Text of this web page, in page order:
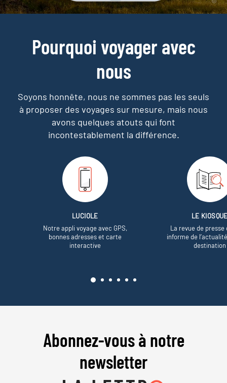
Pourquoi voyager avec
nous
Soyons honnête, nous ne sommes pas les seuls
à proposer des voyages sur mesure, mais nous
avons quelques atouts qui font
incontestablement la différence.
LUCIOLE
Notre appli voyage avec GPS,
bonnes adresses et carte
interactive
LE
La revue de presse
informe de
destination
Abonnez-vous à notre
newsletter